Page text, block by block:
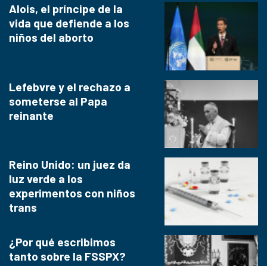
Alois, el príncipe de la
vida que defiende a los
niños del aborto
Lefebvre y el rechazo a
someterse al Papa
reinante
Reino Unido: un juez da
luz verde a los
experimentos con niños
trans
¿Por qué escribimos
tanto sobre la FSSPX?